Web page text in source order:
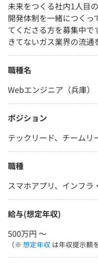
未来をつくる社内1人目
開発体制を一緒につくっ
てくださる方を募集中
きてないガス業界の流通
職種名
Webエンジニア（兵庫）
ポジション
テックリード、チームリ
職種
スマホアプリ、インフラ
給与(想定年収)
500万円 〜
（※ 想定年収 は年収提示額